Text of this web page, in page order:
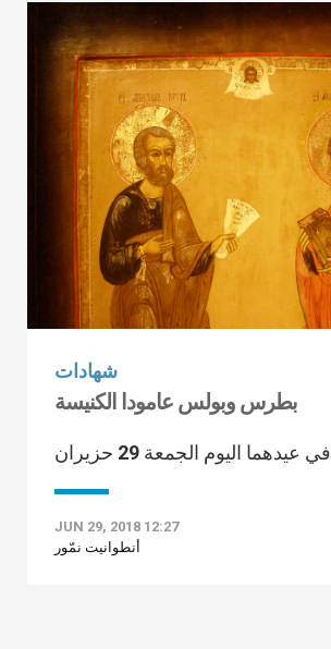
شهادات
بطرس وبولس عامودا الكنيسة
في عيدهما اليوم الجمعة 29 حزيران
JUN 29, 2018 12:27
أنطوانيت نمّور